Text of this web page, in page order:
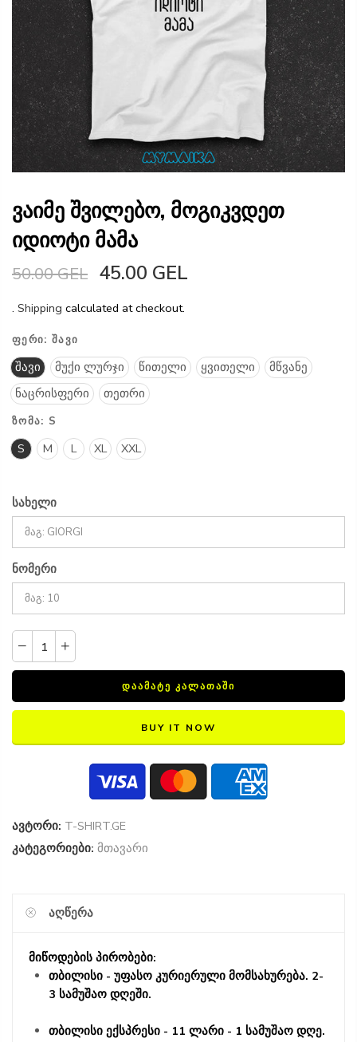
ვაიმე შვილებო, მოგიკვდეთ
იდიოტი მამა
50.00 GEL 45.00 GEL
. Shipping calculated at checkout.
ᲤᲔᲠᲘ: ᲨᲐᲕᲘ
შავი მუქი ლურჯი წითელი ყვითელი
მწვანე
ნაცრისფერი
თეთრი
ᲖᲝᲛᲐ: S
S M L XL XXL
სახელი
ნომერი
ᲓᲐᲐᲛᲐᲢᲔ ᲙᲐᲚᲐᲗᲐᲨᲘ
BUY IT NOW
ავტორი: T-SHIRT.GE
კატეგორიები: მთავარი
ᲐᲦᲬᲔᲠᲐ
მიწოდების პირობები:
თბილისი - უფასო კურიერული მომსახურება. 2-
3 სამუშაო დღეში.
თბილისი ექსპრესი - 11 ლარი - 1 სამუშაო დღე.